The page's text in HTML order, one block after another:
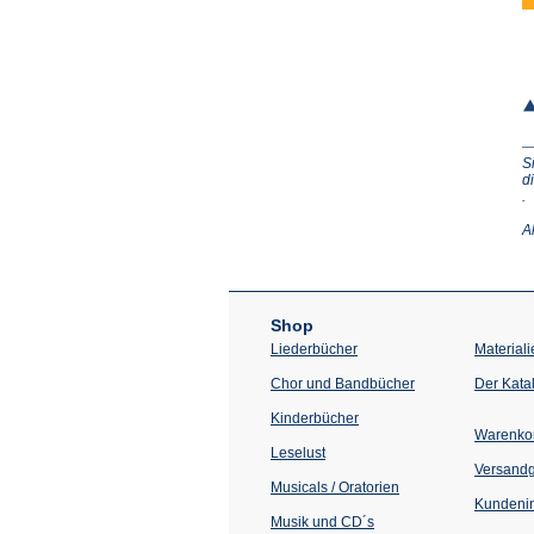
.
Shop
Liederbücher
Chor und Bandbücher
Kinderbücher
Leselust
Musicals / Oratorien
Musik und CD´s
Der